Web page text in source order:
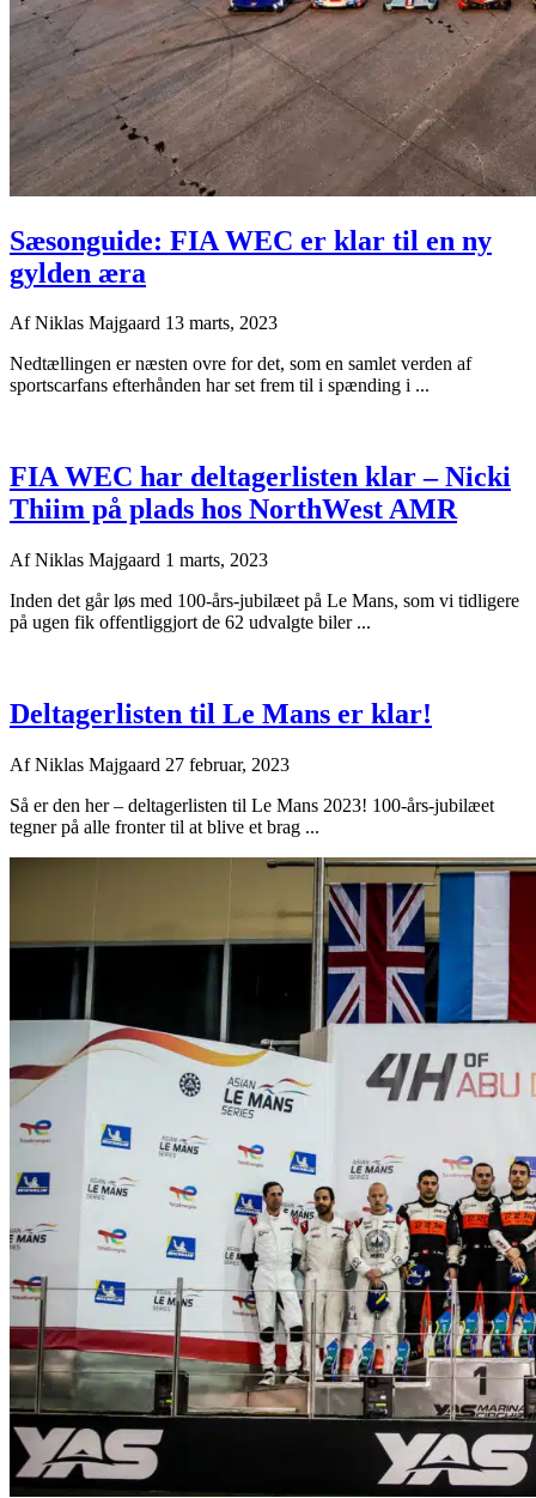
Sæsonguide: FIA WEC er klar til en ny
gylden æra
AfNiklas Majgaard 13 marts, 2023
Nedtællingen er næsten ovre for det, som en samlet verden af
sportscarfans efterhånden har set frem til i spænding i ...
FIA WEC har deltagerlisten klar – Nicki
Thiim på plads hos NorthWest AMR
AfNiklas Majgaard 1 marts, 2023
Inden det går løs med 100-års-jubilæet på Le Mans, som vi tidligere
på ugen fik offentliggjort de 62 udvalgte biler ...
Deltagerlisten til Le Mans er klar!
AfNiklas Majgaard 27 februar, 2023
Så er den her – deltagerlisten til Le Mans 2023! 100-års-jubilæet
tegner på alle fronter til at blive et brag ...